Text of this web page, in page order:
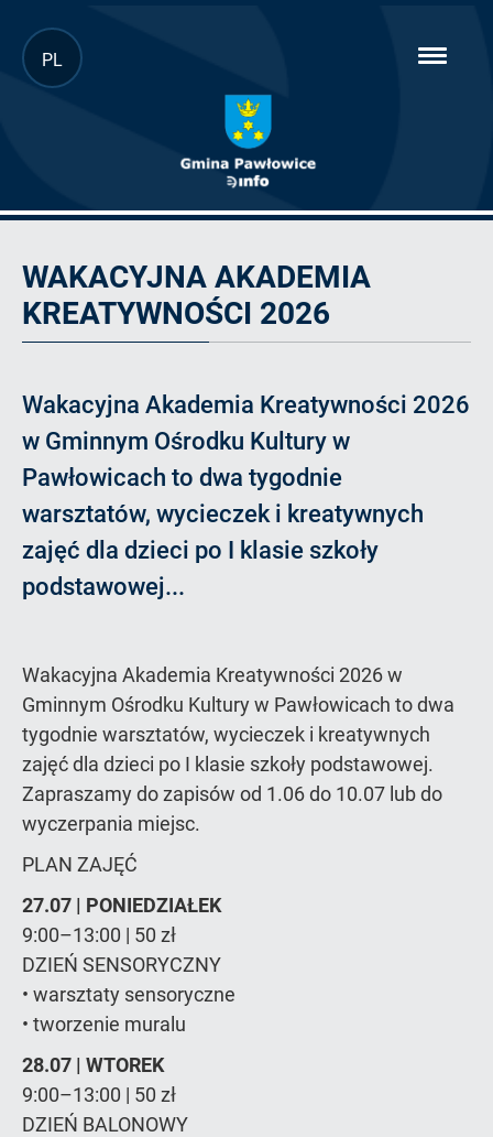
Przejdź
do
PL
WAKACYJNA AKADEMIA
KREATYWNOŚCI 2026
Wakacyjna Akademia Kreatywności 2026
w Gminnym Ośrodku Kultury w
Pawłowicach to dwa tygodnie
warsztatów, wycieczek i kreatywnych
zajęć dla dzieci po I klasie szkoły
podstawowej...
Wakacyjna Akademia Kreatywności 2026 w
Gminnym Ośrodku Kultury w Pawłowicach to dwa
tygodnie warsztatów, wycieczek i kreatywnych
zajęć dla dzieci po I klasie szkoły podstawowej.
Zapraszamy do zapisów od 1.06 do 10.07 lub do
wyczerpania miejsc.
PLAN ZAJĘĆ
27.07 | PONIEDZIAŁEK
9:00–13:00 | 50 zł
DZIEŃ SENSORYCZNY
• warsztaty sensoryczne
• tworzenie muralu
28.07 | WTOREK
9:00–13:00 | 50 zł
DZIEŃ BALONOWY